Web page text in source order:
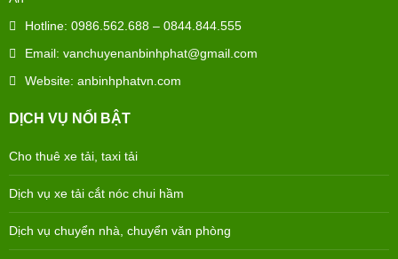
Hotline: 0986.562.688 – 0844.844.555
Email: vanchuyenanbinhphat@gmail.com
Website: anbinhphatvn.com
DỊCH VỤ NỔI BẬT
Cho thuê xe tải, taxi tải
Dịch vụ xe tải cắt nóc chui hầm
Dịch vụ chuyển nhà, chuyển văn phòng